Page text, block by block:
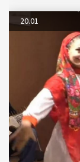
20.01